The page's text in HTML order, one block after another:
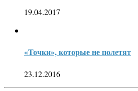
19.04.2017
«Точки», которые не полетят
23.12.2016